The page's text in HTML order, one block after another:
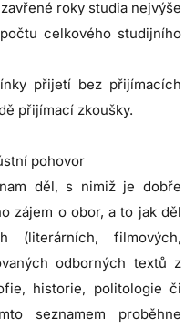
roky studia nejvýše
celkového studijního
přijetí bez přijímacích
přijímací zkoušky.
pohovor
děl, s nimiž je dobře
zájem o obor, a to jak děl
(literárních, filmových,
odborných textů z
historie, politologie či
seznamem proběhne